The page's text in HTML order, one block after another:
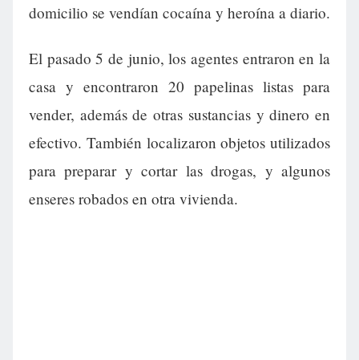
domicilio se vendían cocaína y heroína a diario.
El pasado 5 de junio, los agentes entraron en la
casa y encontraron 20 papelinas listas para
vender, además de otras sustancias y dinero en
efectivo. También localizaron objetos utilizados
para preparar y cortar las drogas, y algunos
enseres robados en otra vivienda.